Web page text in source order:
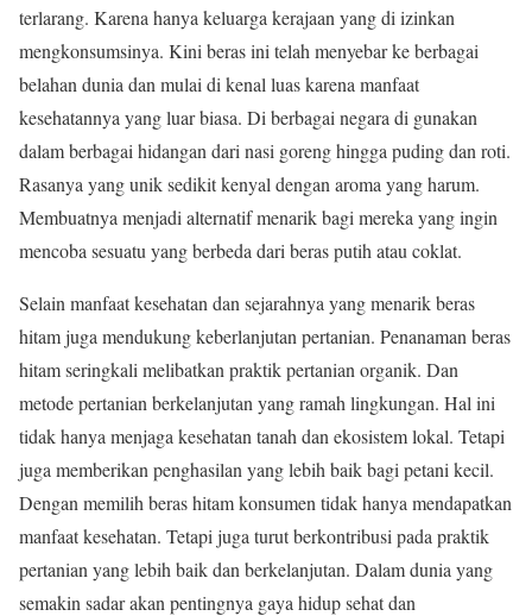
terlarang. Karena hanya keluarga kerajaan yang di izinkan
mengkonsumsinya. Kini beras ini telah menyebar ke berbagai
belahan dunia dan mulai di kenal luas karena manfaat
kesehatannya yang luar biasa. Di berbagai negara di gunakan
dalam berbagai hidangan dari nasi goreng hingga puding dan roti.
Rasanya yang unik sedikit kenyal dengan aroma yang harum.
Membuatnya menjadi alternatif menarik bagi mereka yang ingin
mencoba sesuatu yang berbeda dari beras putih atau coklat.
Selain manfaat kesehatan dan sejarahnya yang menarik beras
hitam juga mendukung keberlanjutan pertanian. Penanaman beras
hitam seringkali melibatkan praktik pertanian organik. Dan
metode pertanian berkelanjutan yang ramah lingkungan. Hal ini
tidak hanya menjaga kesehatan tanah dan ekosistem lokal. Tetapi
juga memberikan penghasilan yang lebih baik bagi petani kecil.
Dengan memilih beras hitam konsumen tidak hanya mendapatkan
manfaat kesehatan. Tetapi juga turut berkontribusi pada praktik
pertanian yang lebih baik dan berkelanjutan. Dalam dunia yang
semakin sadar akan pentingnya gaya hidup sehat dan